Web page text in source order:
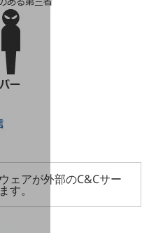
ェアが外部のC&Cサー
。